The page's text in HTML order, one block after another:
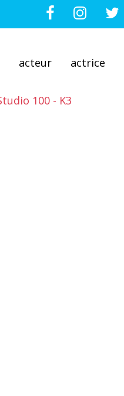
acteur actrice